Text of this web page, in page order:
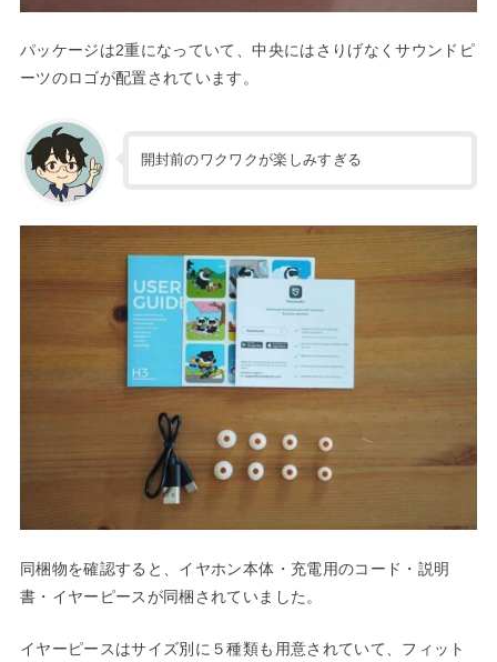
パッケージは2重になっていて、中央にはさりげなくサウンドピ
ーツのロゴが配置されています。
開封前のワクワクが楽しみすぎる
同梱物を確認すると、イヤホン本体・充電用のコード・説明
書・イヤーピースが同梱されていました。
イヤーピースはサイズ別に５種類も用意されていて、フィット